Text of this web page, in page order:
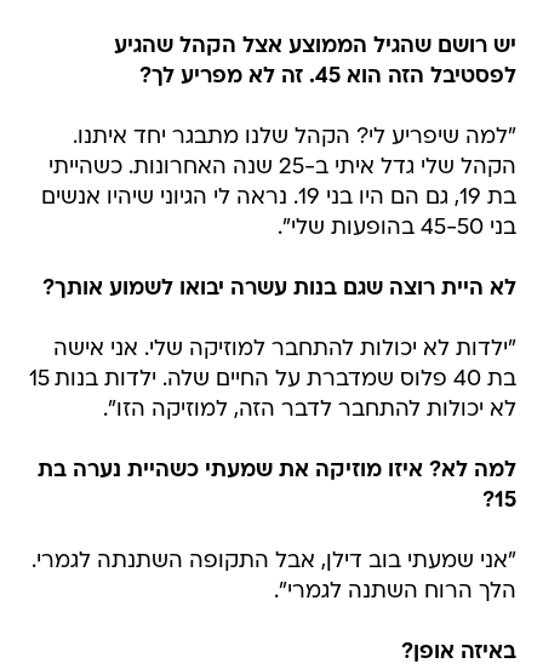
יש רושם שהגיל הממוצע אצל הקהל שהגיע
לפסטיבל הזה הוא 45. זה לא מפריע לך?
"למה שיפריע לי? הקהל שלנו מתבגר יחד איתנו.
הקהל שלי גדל איתי ב-25 שנה האחרונות. כשהייתי
בת 19, גם הם היו בני 19. נראה לי הגיוני שיהיו אנשים
בני 45-50 בהופעות שלי".
לא היית רוצה שגם בנות עשרה יבואו לשמוע אותך?
"ילדות לא יכולות להתחבר למוזיקה שלי. אני אישה
בת 40 פלוס שמדברת על החיים שלה. ילדות בנות 15
לא יכולות להתחבר לדבר הזה, למוזיקה הזו".
למה לא? איזו מוזיקה את שמעתי כשהיית נערה בת
15?
"אני שמעתי בוב דילן, אבל התקופה השתנתה לגמרי.
הלך הרוח השתנה לגמרי".
באיזה אופן?